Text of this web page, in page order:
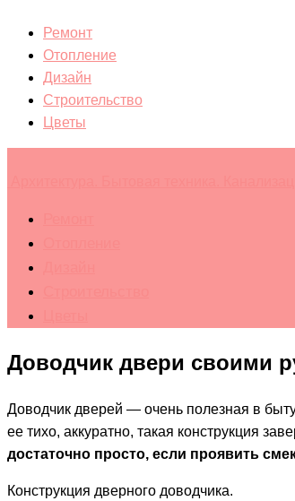
Ремонт
Отопление
Дизайн
Строительство
Цветы
Доводчик двери своими
Доводчик дверей — очень полезная в
ее тихо, аккуратно, такая конструкция
достаточно просто, если проявить
Конструкция дверного доводчика.